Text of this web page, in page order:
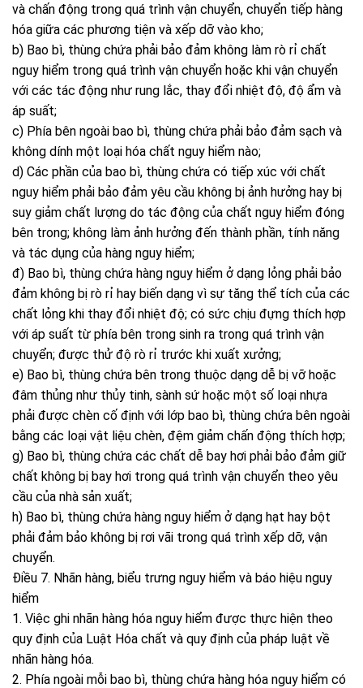
và chấn động trong quá trình vận chuyển, chuyển tiếp hàng
hóa giữa các phương tiện và xếp dỡ vào kho;
b) Bao bì, thùng chứa phải bảo đảm không làm rò rỉ chất
nguy hiểm trong quá trình vận chuyển hoặc khi vận chuyển
với các tác động như rung lắc, thay đổi nhiệt độ, độ ẩm và
áp suất;
c) Phía bên ngoài bao bì, thùng chứa phải bảo đảm sạch và
không dính một loại hóa chất nguy hiểm nào;
d) Các phần của bao bì, thùng chứa có tiếp xúc với chất
nguy hiểm phải bảo đảm yêu cầu không bị ảnh hưởng hay bị
suy giảm chất lượng do tác động của chất nguy hiểm đóng
bên trong; không làm ảnh hưởng đến thành phần, tính năng
và tác dụng của hàng nguy hiểm;
đ) Bao bì, thùng chứa hàng nguy hiểm ở dạng lỏng phải bảo
đảm không bị rò rỉ hay biến dạng vì sự tăng thể tích của các
chất lỏng khi thay đổi nhiệt độ; có sức chịu đựng thích hợp
với áp suất từ phía bên trong sinh ra trong quá trình vận
chuyển; được thử độ rò rỉ trước khi xuất xưởng;
e) Bao bì, thùng chứa bên trong thuộc dạng dễ bị vỡ hoặc
đâm thủng như thủy tinh, sành sứ hoặc một số loại nhựa
phải được chèn cố định với lớp bao bì, thùng chứa bên ngoài
bằng các loại vật liệu chèn, đệm giảm chấn động thích hợp;
g) Bao bì, thùng chứa các chất dễ bay hơi phải bảo đảm giữ
chất không bị bay hơi trong quá trình vận chuyển theo yêu
cầu của nhà sản xuất;
h) Bao bì, thùng chứa hàng nguy hiểm ở dạng hạt hay bột
phải đảm bảo không bị rơi vãi trong quá trình xếp dỡ, vận
chuyển.
Điều 7. Nhãn hàng, biểu trưng nguy hiểm và báo hiệu nguy
hiểm
1. Việc ghi nhãn hàng hóa nguy hiểm được thực hiện theo
quy định của Luật Hóa chất và quy định của pháp luật về
nhãn hàng hóa.
2. Phía ngoài mỗi bao bì, thùng chứa hàng hóa nguy hiểm có